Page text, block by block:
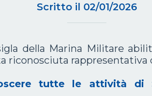
Scritto il 02/01/2026
della Marina Militare
riconosciuta
tutte le attività di